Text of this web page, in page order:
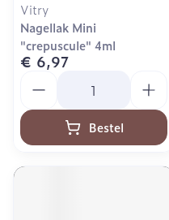
Vitry
Nagellak Mini
"crepuscule" 4ml
€ 6,97
Bestel